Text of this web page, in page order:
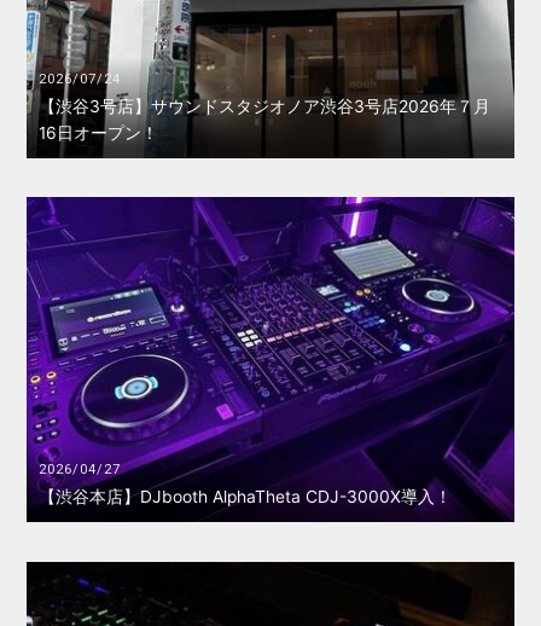
2026/07/24
【渋谷3号店】サウンドスタジオノア渋谷3号店2026年７月
16日オープン！
2026/04/27
【渋谷本店】DJbooth AlphaTheta CDJ-3000X導入！